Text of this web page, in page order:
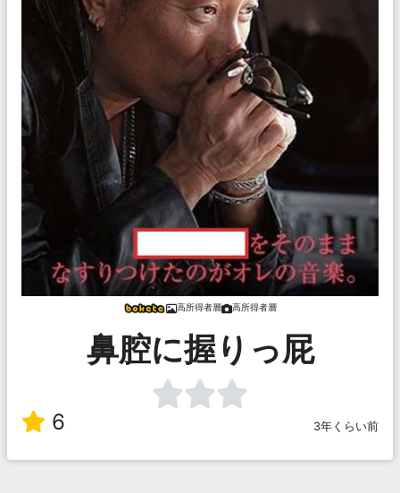
高所得者層 高所得者層
鼻腔に握りっ屁
6 3年くらい前